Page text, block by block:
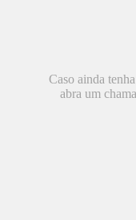
Caso ainda
abra um